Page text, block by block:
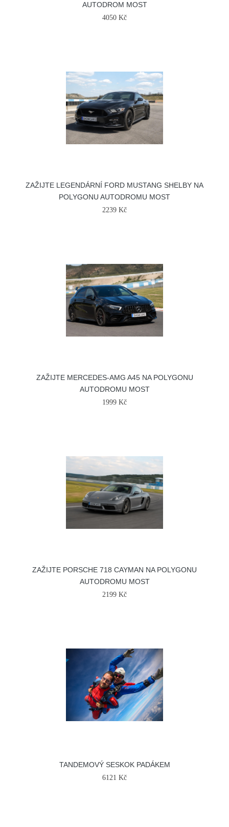
AUTODROM MOST
4050 Kč
ZAŽIJTE LEGENDÁRNÍ FORD MUSTANG SHELBY NA
POLYGONU AUTODROMU MOST
2239 Kč
ZAŽIJTE MERCEDES-AMG A45 NA POLYGONU
AUTODROMU MOST
1999 Kč
ZAŽIJTE PORSCHE 718 CAYMAN NA POLYGONU
AUTODROMU MOST
2199 Kč
TANDEMOVÝ SESKOK PADÁKEM
6121 Kč